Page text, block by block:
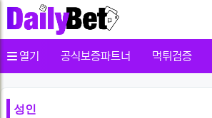
열기 공식보증파트너 먹튀검증
성인